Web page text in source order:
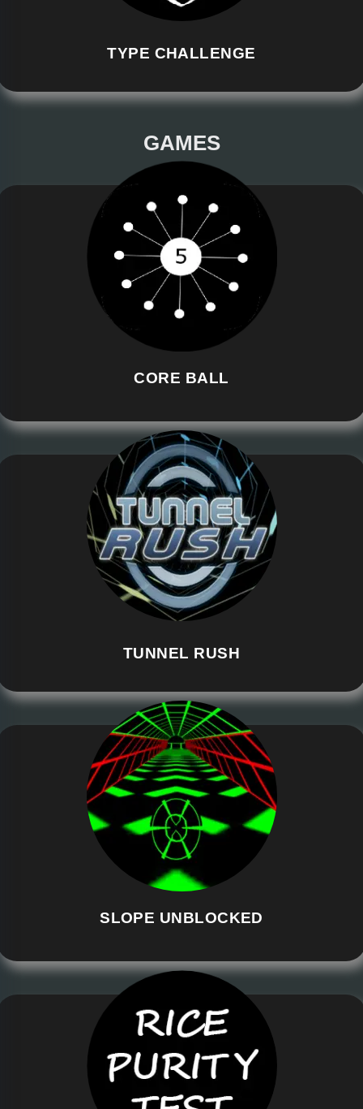
TYPE CHALLENGE
GAMES
CORE BALL
TUNNEL RUSH
SLOPE UNBLOCKED